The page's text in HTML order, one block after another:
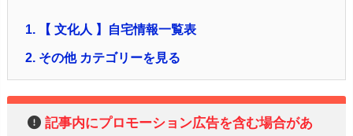
1. 【 文化人 】自宅情報一覧表
2. その他 カテゴリーを見る
記事内にプロモーション広告を含む場合があ